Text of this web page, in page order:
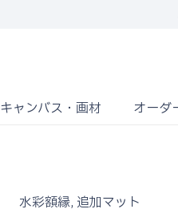
キャンバス・画材 オーダ
水彩額縁, 追加マット